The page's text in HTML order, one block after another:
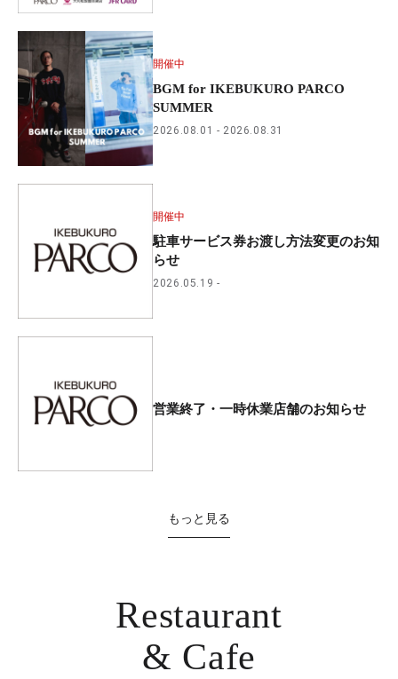
開催中
BGM for IKEBUKURO PARCO
SUMMER
2026.08.01 2026.08.31
開催中
駐車サービス券お渡し方法変更のお知
らせ
2026.05.19
営業終了・一時休業店舗のお知らせ
もっと見る
Restaurant
& Cafe